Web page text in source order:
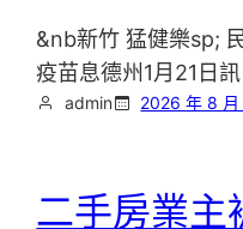
&nb新竹 猛健樂sp;
疫苗息德州1月21日
admin 2026 年 8 月
二手房業主